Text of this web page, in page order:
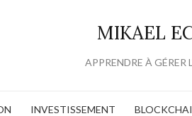
MIKAEL
APPRENDRE À GÉRER
INVESTISSEMENT